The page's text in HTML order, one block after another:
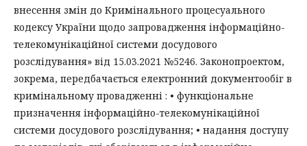
внесення змін до Кримінального процесуального
кодексу України щодо запровадження інформаційно-
телекомунікаційної системи досудового
розслідування» від 15.03.2021 №5246. Законопроектом,
зокрема, передбачається електронний документообіг в
кримінальному провадженні : • функціональне
призначення інформаційно-телекомунікаційної
системи досудового розслідування; • надання доступу